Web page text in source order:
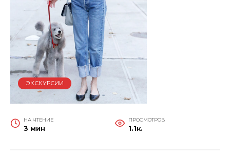
ЭКСКУРСИИ
НА ЧТЕНИЕ
3 мин
ПРОСМОТРОВ
1.1к.